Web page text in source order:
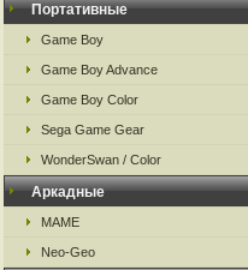
Портативные
Game Boy
Game Boy Advance
Game Boy Color
Sega Game Gear
WonderSwan / Color
Аркадные
MAME
Neo-Geo